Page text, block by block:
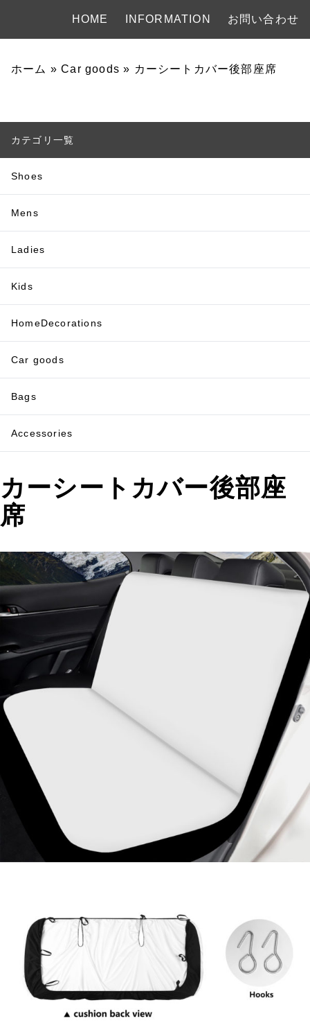
HOME INFORMATION お問い合わせ
ホーム » Car goods » カーシートカバー後部座席
カテゴリ一覧
Shoes
Mens
Ladies
Kids
HomeDecorations
Car goods
Bags
Accessories
カーシートカバー後部座
席